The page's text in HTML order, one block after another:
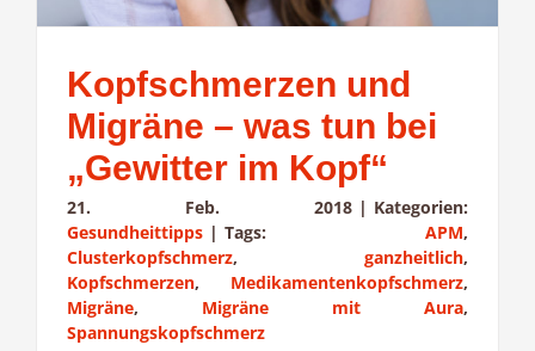
Kopfschmerzen und
Migräne – was tun bei
„Gewitter im Kopf“
21. Feb. 2018 | Kategorien:
Gesundheittipps | Tags: APM,
Clusterkopfschmerz, ganzheitlich,
Kopfschmerzen, Medikamentenkopfschmerz,
Migräne, Migräne mit Aura,
Spannungskopfschmerz